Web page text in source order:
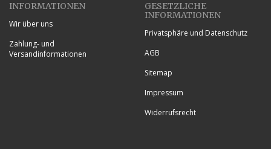
INFORMATIONEN
Wir über uns
Zahlung- und
Versandinformationen
GESETZLICHE
INFORMATIONEN
Privatsphäre und Datenschutz
AGB
Sitemap
Impressum
Widerrufsrecht